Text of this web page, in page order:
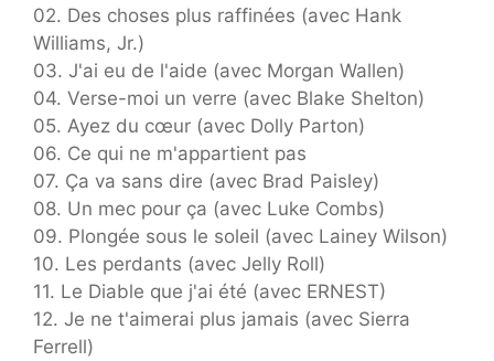
02. Des choses plus raffinées (avec Hank
Williams, Jr.)
03. J'ai eu de l'aide (avec Morgan Wallen)
04. Verse-moi un verre (avec Blake Shelton)
05. Ayez du cœur (avec Dolly Parton)
06. Ce qui ne m'appartient pas
07. Ça va sans dire (avec Brad Paisley)
08. Un mec pour ça (avec Luke Combs)
09. Plongée sous le soleil (avec Lainey Wilson)
10. Les perdants (avec Jelly Roll)
11. Le Diable que j'ai été (avec ERNEST)
12. Je ne t'aimerai plus jamais (avec Sierra
Ferrell)